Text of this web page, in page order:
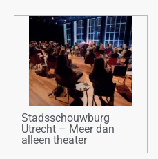
Stadsschouwburg
Utrecht – Meer dan
alleen theater